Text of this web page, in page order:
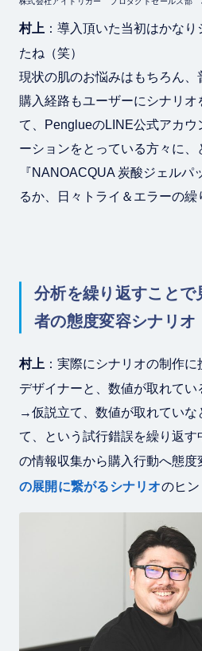
村上 ：導入頂いた当初はかな
たね（笑）
現状の肌のお悩みはもちろん
購入経路もユーザーにシナリオ
て、PenglueのLINE公式アカウ
ーションをとっている方々に、
『NANOACQUA 炭酸ジェル
るか、日々トライ＆エラーの繰
分析を繰り返すことで
者の態度変容シナリオ
村上 ：実際にシナリオの制作
デザイナーと、数値が取れて
→仮説立て、数値が取れていな
て、という試行錯誤を繰り返
の情報収集から購入行動へ態度
の展開に繋がるシナリオのヒン